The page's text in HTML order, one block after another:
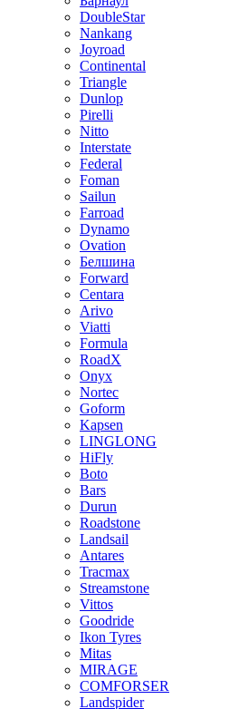
DoubleStar
Nankang
Joyroad
Continental
Triangle
Dunlop
Pirelli
Nitto
Interstate
Federal
Foman
Sailun
Farroad
Dynamo
Ovation
Белшина
Forward
Centara
Arivo
Viatti
Formula
RoadX
Onyx
Nortec
Goform
Kapsen
LINGLONG
HiFly
Boto
Bars
Durun
Roadstone
Landsail
Antares
Tracmax
Streamstone
Vittos
Goodride
Ikon Tyres
Mitas
MIRAGE
COMFORSER
Landspider